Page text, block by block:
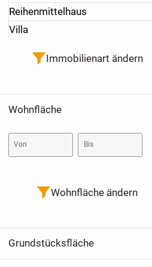
Reihenmittelhaus
Villa
Immobilienart ändern
Wohnfläche
Von Bis
Wohnfläche ändern
Grundstücksfläche